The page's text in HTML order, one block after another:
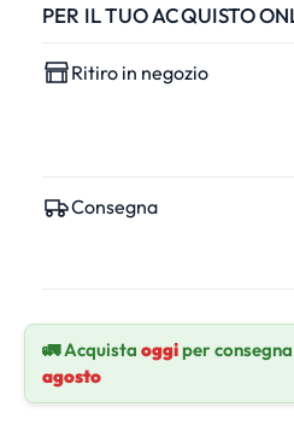
PER IL TUO ACQUISTO
Ritiro in negozio
Consegna
🚛 Acquista oggiper
agosto